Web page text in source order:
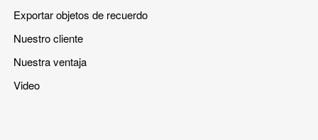
Exportar objetos de recuerdo
Nuestro cliente
Nuestra ventaja
Video